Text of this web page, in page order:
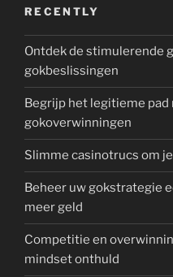
RECENTLY
Ontdek de stimulerende
gokbeslissingen
Begrijp het legitieme pad
gokoverwinningen
Slimme casinotrucs om
Beheer uw gokstrategie
meer geld
Competitie en
mindset onthuld